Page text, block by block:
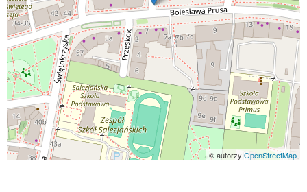
© autorzy OpenStreetMap